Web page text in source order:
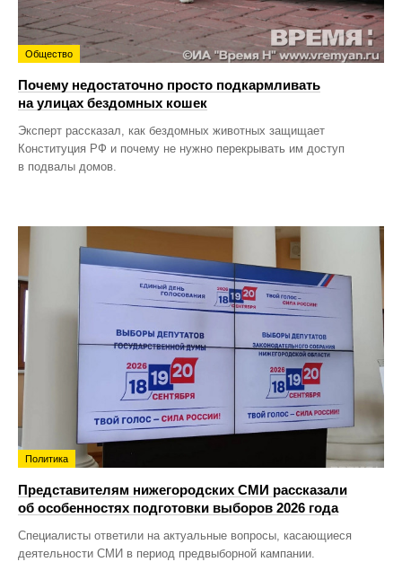
Общество
Почему недостаточно просто подкармливать
на улицах бездомных кошек
Эксперт рассказал, как бездомных животных защищает
Конституция РФ и почему не нужно перекрывать им доступ
в подвалы домов.
Политика
Представителям нижегородских СМИ рассказали
об особенностях подготовки выборов 2026 года
Специалисты ответили на актуальные вопросы, касающиеся
деятельности СМИ в период предвыборной кампании.